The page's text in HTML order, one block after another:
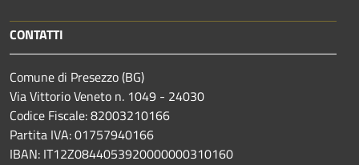
CONTATTI
Comune di Presezzo (BG)
Via Vittorio Veneto n. 1049 - 24030
Codice Fiscale: 82003210166
Partita IVA: 01757940166
IBAN: IT12Z0844053920000000310160